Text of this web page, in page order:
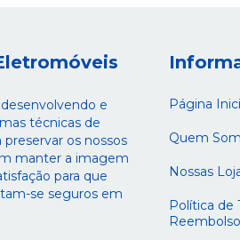
e
técnicas de
os nossos
manter a imagem
para que
se seguros em
Página
Quem
Nossas
Política de
Reembolso